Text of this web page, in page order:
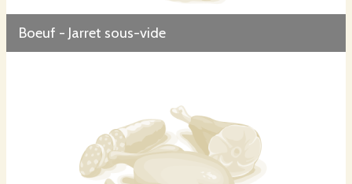
Boeuf - Jarret sous-vide